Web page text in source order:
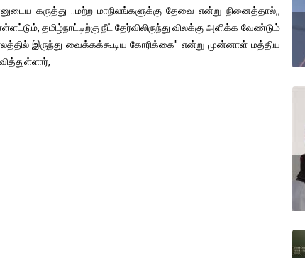
கருத்து ..மற்ற மாநிலங்களுக்கு தேவை என்று நினைத்தால்,,
தமிழ்நாட்டிற்கு நீட் தேர்விலிருந்து விலக்கு அளிக்க வேண்டும்
இருந்து வைக்கக்கூடிய கோரிக்கை" என்று முன்னாள் மத்திய